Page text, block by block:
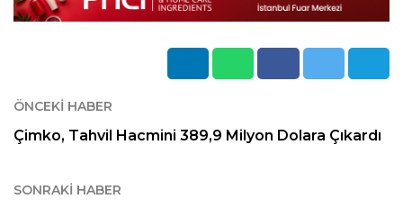
ÖNCEKI HABER
Çimko, Tahvil Hacmini 389,9 Milyon Dolara Çıkardı
SONRAKI HABER